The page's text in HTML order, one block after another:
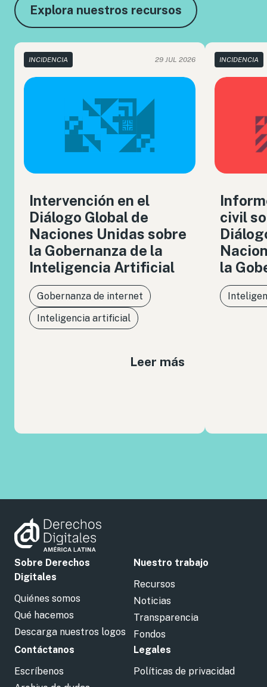
Explora nuestros recursos
INCIDENCIA 29 JUL 2026
Intervención en el
Diálogo Global de
Naciones Unidas sobre
la Gobernanza de la
Inteligencia Artificial
Gobernanza de internet
Inteligencia artificial
Leer más
INCIDENCIA
civil
la
Sobre Derechos
Digitales
Quiénes somos
Qué hacemos
Descarga nuestros logos
Nuestro trabajo
Recursos
Noticias
Transparencia
Fondos
Contáctanos
Escríbenos
Legales
Políticas de privacidad